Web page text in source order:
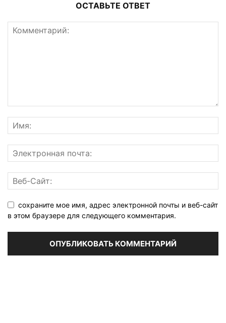
ОСТАВЬТЕ ОТВЕТ
сохраните мое имя, адрес электронной почты и веб-сайт
в этом браузере для следующего комментария.